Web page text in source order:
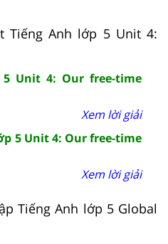
Tiếng Anh lớp 5 Unit 4:
5 Unit 4: Our free-time
Xem lời giải
5 Unit 4: Our free-time
Xem lời giải
Tiếng Anh lớp 5 Global